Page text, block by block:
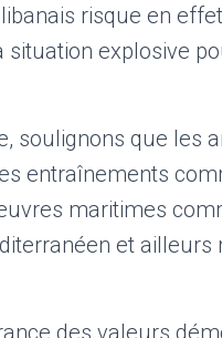
risque en
situation explosive
soulignons que les
entraînements
maritimes
et
des valeurs